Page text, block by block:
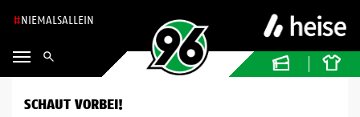
NIEMALSALLEIN
SCHAUT VORBEI!